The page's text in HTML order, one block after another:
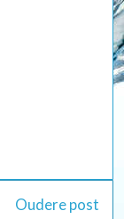
Oudere post